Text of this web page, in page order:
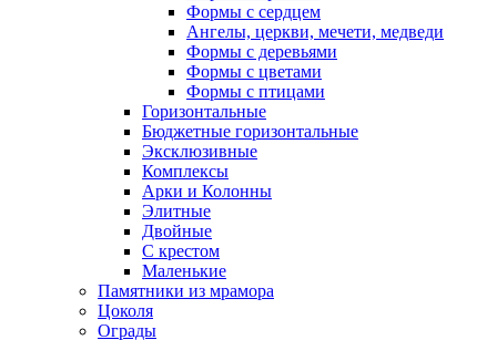
Формы с сердцем
Ангелы, церкви, мечети, медведи
Формы с деревьями
Формы с цветами
Формы с птицами
Горизонтальные
Бюджетные горизонтальные
Эксклюзивные
Комплексы
Арки и Колонны
Элитные
Двойные
С крестом
Маленькие
Памятники из мрамора
Цоколя
Ограды